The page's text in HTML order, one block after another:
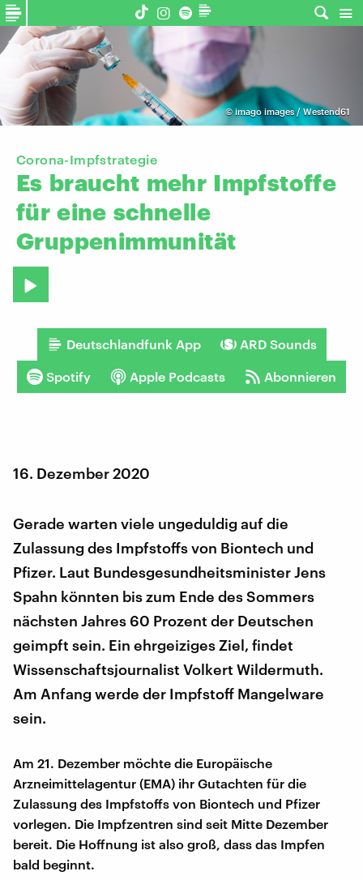
©imago images / Westend61
Corona-Impfstrategie
Es braucht mehr Impfstoffe
für eine schnelle
Gruppenimmunität
Deutschlandfunk App ARD Sounds
Spotify Apple Podcasts Abonnieren
16. Dezember 2020
Gerade warten viele ungeduldig auf die
Zulassung des Impfstoffs von Biontech und
Pfizer. Laut Bundesgesundheitsminister Jens
Spahn könnten bis zum Ende des Sommers
nächsten Jahres 60 Prozent der Deutschen
geimpft sein. Ein ehrgeiziges Ziel, findet
Wissenschaftsjournalist Volkert Wildermuth.
Am Anfang werde der Impfstoff Mangelware
sein.
Am 21. Dezember möchte die Europäische
Arzneimittelagentur (EMA) ihr Gutachten für die
Zulassung des Impfstoffs von Biontech und Pfizer
vorlegen. Die Impfzentren sind seit Mitte Dezember
bereit. Die Hoffnung ist also groß, dass das Impfen
bald beginnt.